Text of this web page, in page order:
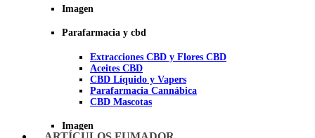
Imagen
Parafarmacia y cbd
Extracciones CBD y Flores CBD
Aceites CBD
CBD Líquido y Vapers
Parafarmacia Cannábica
CBD Mascotas
Imagen